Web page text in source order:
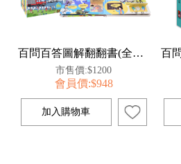
百問百答圖解翻翻書(全套10冊)
市售價:$1200
會員價:$948